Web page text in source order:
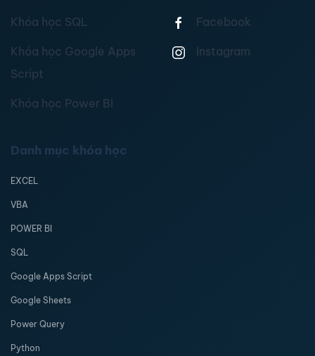
Khóa học SQL
Khóa học Google Apps
Script
Khóa học Power BI
Facebook
Instagram
Danh mục khóa học
EXCEL
VBA
POWER BI
SQL
Google Apps Script
Google Sheets
Power Query
Python